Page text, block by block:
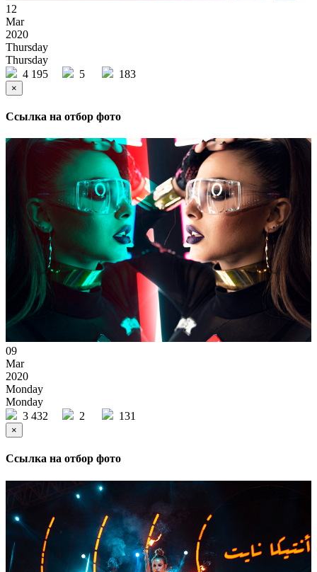
12
Mar
2020
Thursday
Thursday
4 195
5 183
×
Ссылка на отбор фото
09
Mar
2020
Monday
Monday
3 432
2 131
×
Ссылка на отбор фото